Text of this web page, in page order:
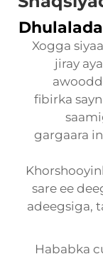
Xogga
jiray
fibirka
gargaara
sare ee
adeegsiga,
Hababka